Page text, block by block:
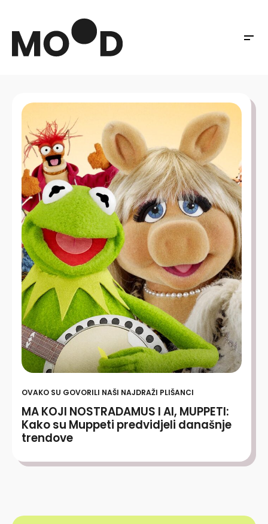
OVAKO SU GOVORILI NAŠI NAJDRAŽI PLIŠANCI
MA KOJI NOSTRADAMUS I AI, MUPPETI:
Kako su Muppeti predvidjeli današnje
trendove